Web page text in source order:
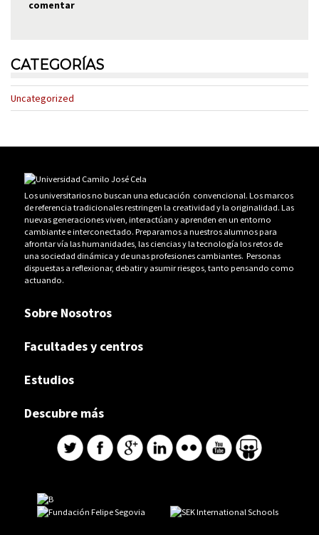
comentar
CATEGORÍAS
Uncategorized
Los universitarios no buscan una educación convencional. Los marcos
de referencia tradicionales restringen la creatividad y la originalidad. Las
nuevas generaciones viven, interactúan y aprenden en un entorno
cambiante e interconectado. Preparamos a nuestros alumnos para
afrontar vía las humanidades, las ciencias y la tecnología los retos de
una sociedad dinámica y de unas profesiones cambiantes. Personas
dispuestas a reflexionar, debatir y asumir riesgos, tanto pensando como
actuando.
Sobre Nosotros
Facultades y centros
Estudios
Descubre más